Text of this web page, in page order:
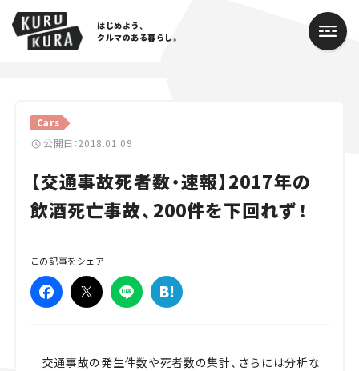
はじめよう、
クルマのある暮らし。
Cars
公開日：2018.01.09
【交通事故死者数・速報】2017年の
飲酒死亡事故、200件を下回れず！
この記事をシェア
交通事故の発生件数や死者数の集計、さらには分析な
Cars
Lifestyle
Traffic
Special
Series
人気のハッシュタグ